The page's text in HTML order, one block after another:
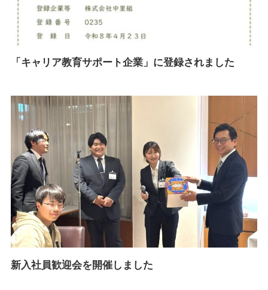
「キャリア教育サポート企業」に登録されました
新入社員歓迎会を開催しました